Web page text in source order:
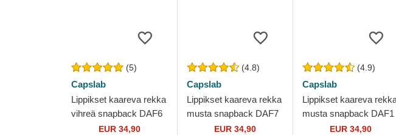
(5)
Capslab
Lippikset kaareva rekka
vihreä snapback DAF6
Tupu Ankka Looney
EUR 34,90
(4.8)
Capslab
Lippikset kaareva rekka
musta snapback DAF7
Tupu Ankka Looney
EUR 34,90
(4.9)
Capslab
Lippikset kaareva
musta snapback DAF1
Tupu Ankka Looney
EUR 34,90